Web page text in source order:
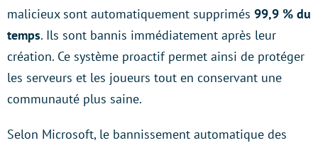
malicieux sont automatiquement supprimés 99,9 % du
temps. Ils sont bannis immédiatement après leur
création. Ce système proactif permet ainsi de protéger
les serveurs et les joueurs tout en conservant une
communauté plus saine.
Selon Microsoft, le bannissement automatique des